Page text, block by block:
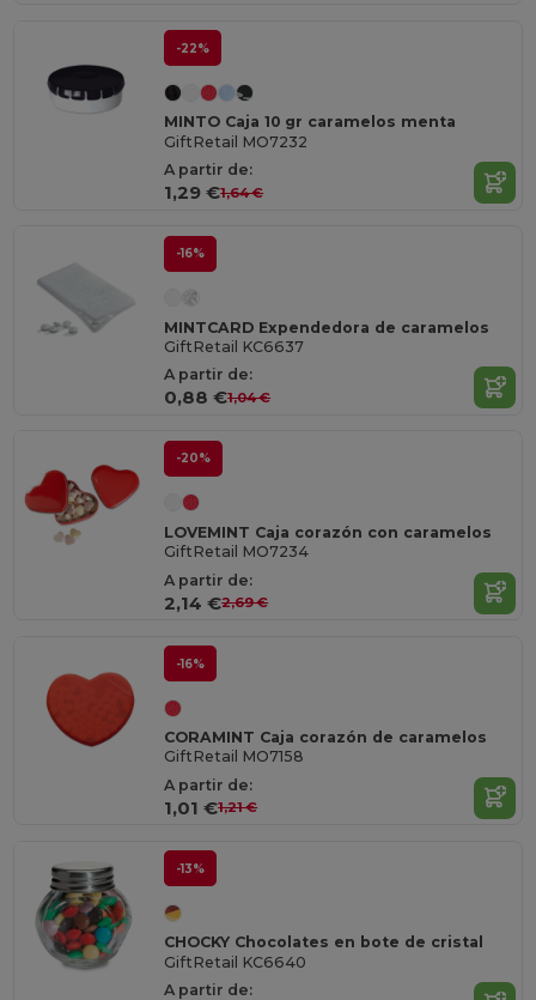
-22%
MINTO Caja 10 gr caramelos menta
GiftRetail MO7232
A partir de:
1,29 €1,64 €
-16%
MINTCARD Expendedora de caramelos
GiftRetail KC6637
A partir de:
0,88 €1,04 €
-20%
LOVEMINT Caja corazón con caramelos
GiftRetail MO7234
A partir de:
2,14 €2,69 €
-16%
CORAMINT Caja corazón de caramelos
GiftRetail MO7158
A partir de:
1,01 €1,21 €
-13%
CHOCKY Chocolates en bote de cristal
GiftRetail KC6640
A partir de: